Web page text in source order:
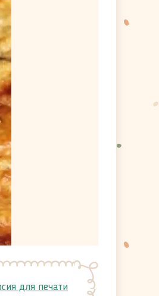
для печати